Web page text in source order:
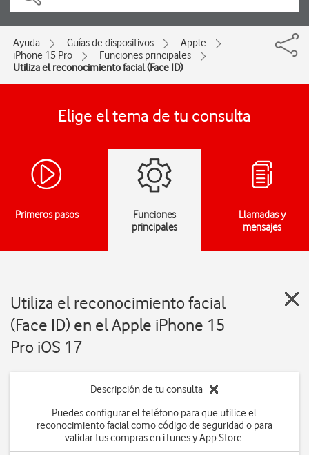
Ayuda Guías de dispositivos
Apple
iPhone 15 Pro
Funciones principales
Utiliza el reconocimiento facial (Face ID)
Elige el tema de tu consulta
Primeros pasos
Funciones
principales
Llamadas y
mensajes
Utiliza el reconocimiento facial
(Face ID) en el Apple iPhone 15
Pro iOS 17
Descripción de tu consulta
Puedes configurar el teléfono para que utilice el
reconocimiento facial como código de seguridad o para
validar tus compras en iTunes y App Store.